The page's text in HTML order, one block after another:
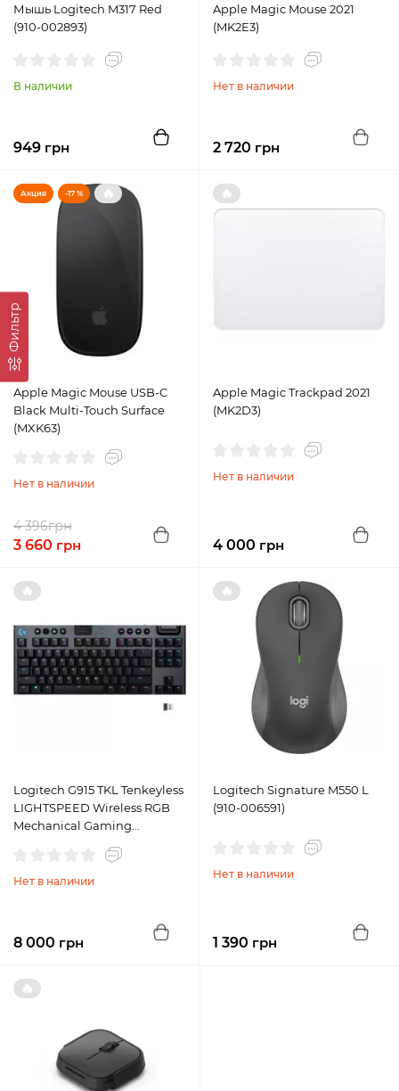
Фильтр
Мышь Logitech M317 Red
(910-002893)
В наличии
949 грн
Apple Magic Mouse 2021
(MK2E3)
Нет в наличии
2 720 грн
Акция -17 % 🔥
Apple Magic Mouse USB-C
Black Multi-Touch Surface
(MXK63)
Нет в наличии
4 396грн
3 660 грн
🔥
Apple Magic Trackpad 2021
(MK2D3)
Нет в наличии
4 000 грн
🔥
Logitech G915 TKL Tenkeyless
LIGHTSPEED Wireless RGB
Mechanical Gaming
Tactile : 920-009495)
Нет в наличии
8 000 грн
🔥
Logitech Signature M550 L
(910-006591)
Нет в наличии
1 390 грн
🔥